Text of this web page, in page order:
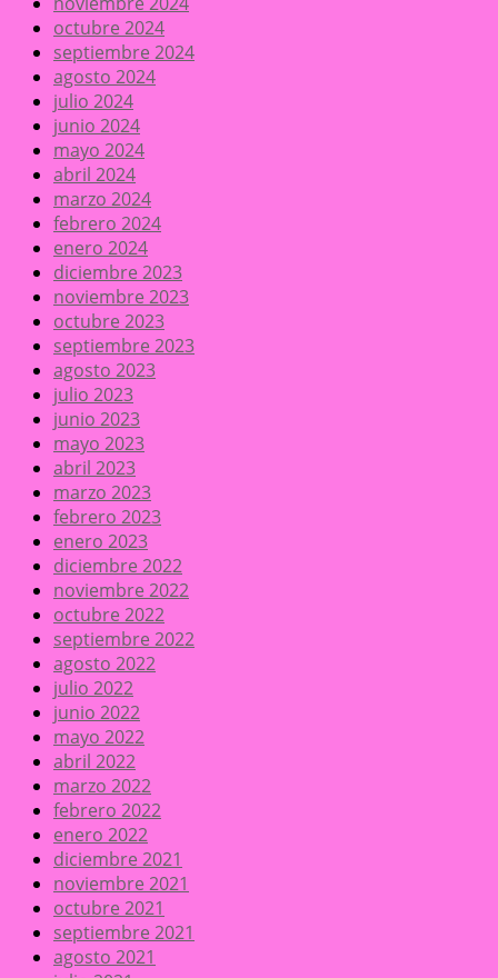
octubre 2024
septiembre 2024
agosto 2024
julio 2024
junio 2024
mayo 2024
abril 2024
marzo 2024
febrero 2024
enero 2024
diciembre 2023
noviembre 2023
octubre 2023
septiembre 2023
agosto 2023
julio 2023
junio 2023
mayo 2023
abril 2023
marzo 2023
febrero 2023
enero 2023
diciembre 2022
noviembre 2022
octubre 2022
septiembre 2022
agosto 2022
julio 2022
junio 2022
mayo 2022
abril 2022
marzo 2022
febrero 2022
enero 2022
diciembre 2021
noviembre 2021
octubre 2021
septiembre 2021
agosto 2021